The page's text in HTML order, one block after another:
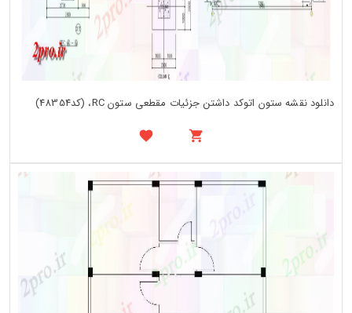
دانلود نقشه ستون اتوکد داشتن جزئیات مقطعی ستون RC، (کد48354)